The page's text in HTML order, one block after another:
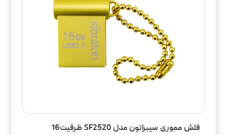
فلش مموری سیبراتون مدل SF2520 ظرفیت16